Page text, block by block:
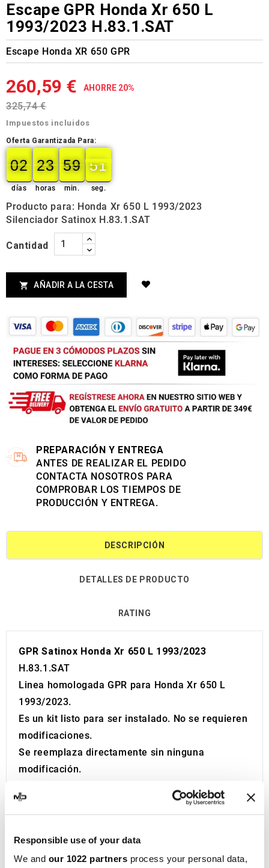
Responsible use of your data
We and our 1022 partners process your personal data,
Escape GPR Honda Xr 650 L
1993/2023 H.83.1.SAT
Escape Honda XR 650 GPR
260,59 € AHORRE 20%
325,74 €
Impuestos incluidos
Oferta Garantizada Para:
02
02
00
días
23
23
00
horas
59
59
00
min.
50
50
51
seg.
Producto para: Honda Xr 650 L 1993/2023
Silenciador Satinox H.83.1.SAT
Cantidad
 AÑADIR A LA CESTA
PREPARACIÓN Y ENTREGA
ANTES DE REALIZAR EL PEDIDO
CONTACTA NOSOTROS PARA
COMPROBAR LOS TIEMPOS DE
PRODUCCIÓN Y ENTREGA.
DESCRIPCIÓN
DETALLES DE PRODUCTO
RATING
GPR Satinox Honda Xr 650 L 1993/2023
H.83.1.SAT
Linea homologada GPR para Honda Xr 650 L
1993/2023.
Es un kit listo para ser instalado. No se requieren
modificaciones.
Se reemplaza directamente sin ninguna
modificación.
El catalizador no está incluido en el kit.
2 años de garantía.
Para la búsqueda del sitio: